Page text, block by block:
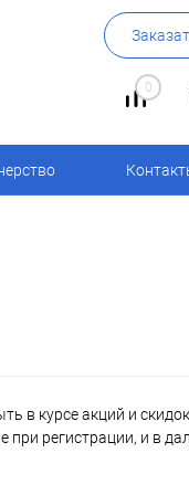
0
в курсе акций и
при регистрации, и в